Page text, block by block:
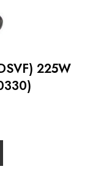
225W